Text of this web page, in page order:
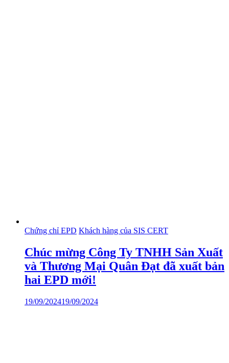
Chứng chỉ EPD Khách hàng của SIS CERT
Chúc mừng Công Ty TNHH Sản Xuất
và Thương Mại Quân Đạt đã xuất bản
hai EPD mới!
19/09/202419/09/2024